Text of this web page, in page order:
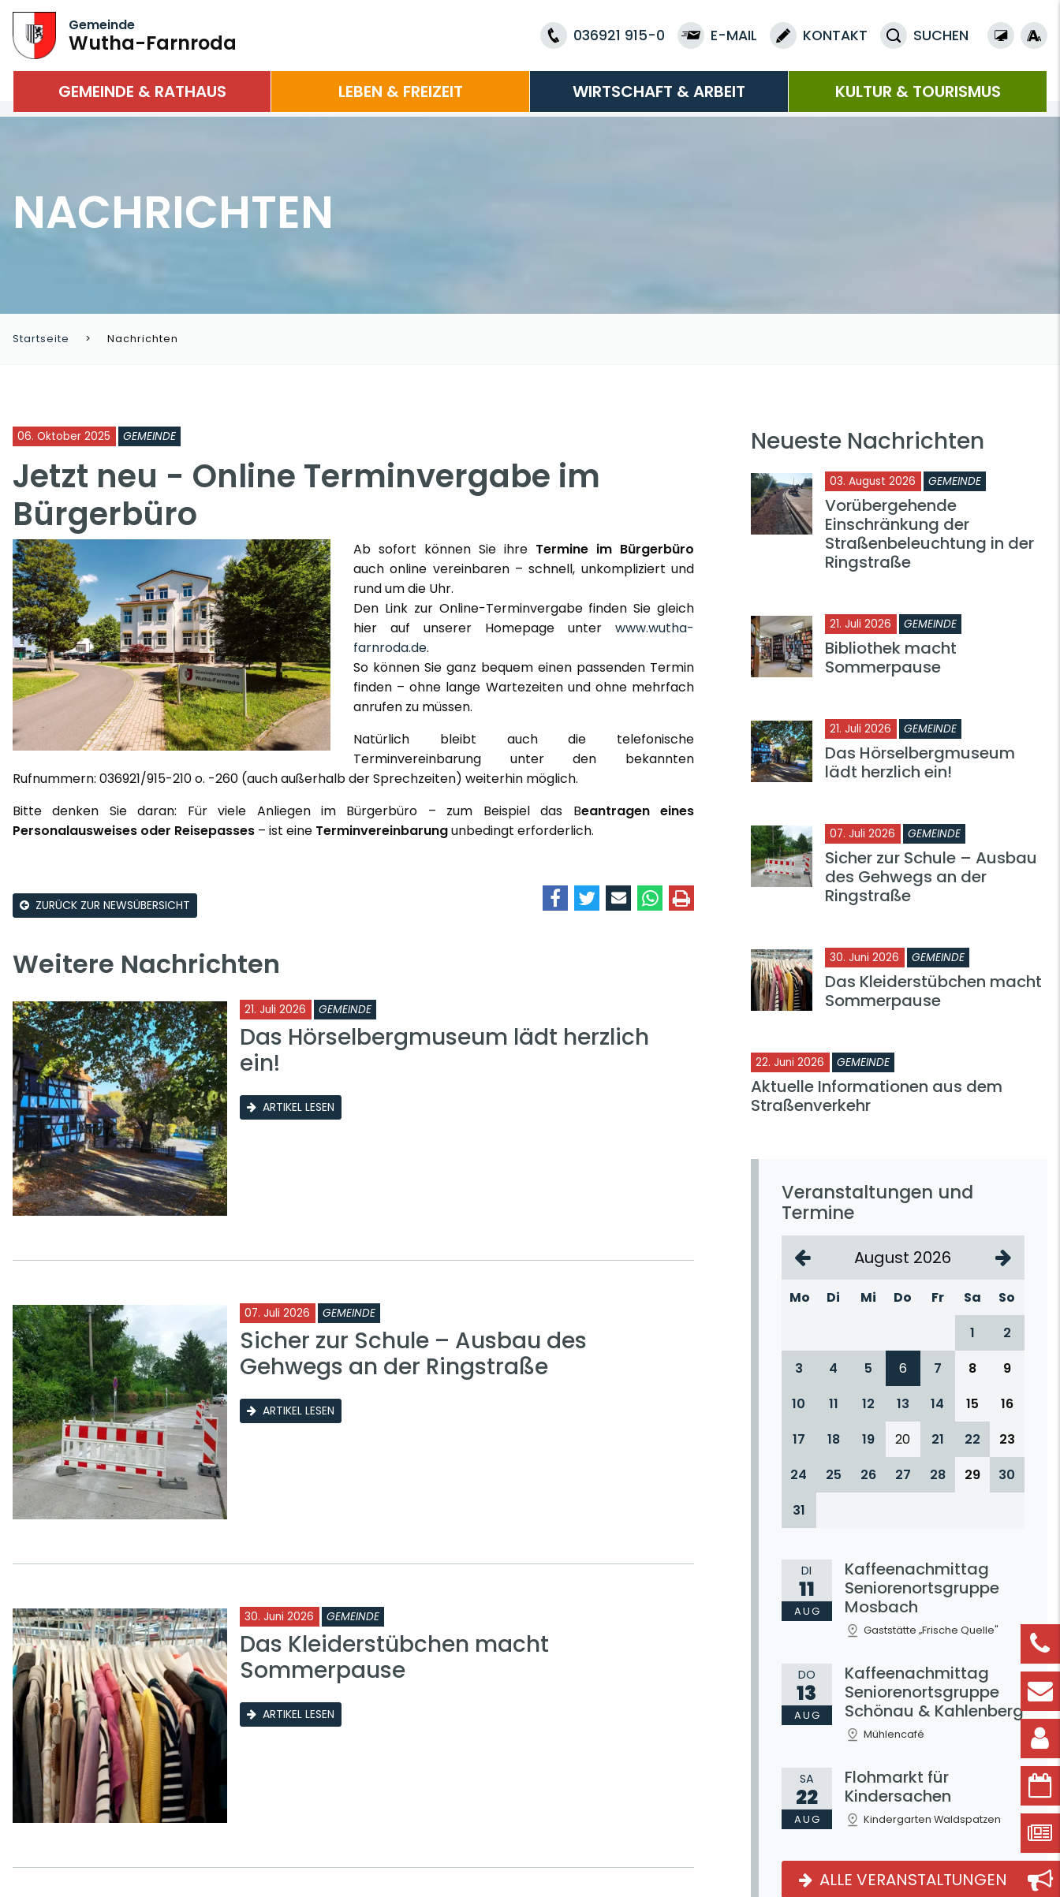
Gemeinde
Wutha-Farnroda 036921 915-0 E-MAIL KONTAKT SUCHEN
GEMEINDE & RATHAUS LEBEN & FREIZEIT WIRTSCHAFT & ARBEIT KULTUR & TOURISMUS
NACHRICHTEN
Startseite Nachrichten
06. Oktober 2025 GEMEINDE
Jetzt neu - Online Terminvergabe im
Bürgerbüro
Ab sofort können Sie ihre Termine im Bürgerbüro
auch online vereinbaren – schnell, unkompliziert und
rund um die Uhr.
Den Link zur Online-Terminvergabe finden Sie gleich
hier auf unserer Homepage unter www.wutha-
farnroda.de.
So können Sie ganz bequem einen passenden Termin
finden – ohne lange Wartezeiten und ohne mehrfach
anrufen zu müssen.
Natürlich bleibt auch die telefonische
Terminvereinbarung unter den bekannten
Rufnummern: 036921/915-210 o. -260 (auch außerhalb der Sprechzeiten) weiterhin möglich.
Bitte denken Sie daran: Für viele Anliegen im Bürgerbüro – zum Beispiel das Beantragen eines
Personalausweises oder Reisepasses – ist eine Terminvereinbarungunbedingt erforderlich.
ZURÜCK ZUR NEWSÜBERSICHT
Weitere Nachrichten
21. Juli 2026 GEMEINDE
Das Hörselbergmuseum lädt herzlich
ein!
ARTIKEL LESEN
07. Juli 2026 GEMEINDE
Sicher zur Schule – Ausbau des
Gehwegs an der Ringstraße
ARTIKEL LESEN
30. Juni 2026 GEMEINDE
Das Kleiderstübchen macht
Sommerpause
ARTIKEL LESEN
Neueste Nachrichten
03. August 2026 GEMEINDE
Vorübergehende
Einschränkung der
Straßenbeleuchtung in der
Ringstraße
21. Juli 2026 GEMEINDE
Bibliothek macht
Sommerpause
21. Juli 2026 GEMEINDE
Das Hörselbergmuseum
lädt herzlich ein!
07. Juli 2026 GEMEINDE
Sicher zur Schule – Ausbau
des Gehwegs an der
Ringstraße
30. Juni 2026 GEMEINDE
Das Kleiderstübchen macht
Sommerpause
22. Juni 2026 GEMEINDE
Aktuelle Informationen aus dem
Straßenverkehr
Veranstaltungen und
Termine
August 2026
Mo Di Mi Do Fr Sa
So
1
2
3
4 5 6 7 8
9
10
11 12 13 14 15
16
17
18 19 20 21 22
23
24
25 26 27 28 29
30
31
DI
11
AUG
Kaffeenachmittag
Seniorenortsgruppe
Mosbach
Gaststätte „Frische Quelle"
DO
13
AUG
Kaffeenachmittag
Seniorenortsgruppe
Schönau & Kahlenberg
Mühlencafé
SA
22
AUG
Flohmarkt für
Kindersachen
Kindergarten Waldspatzen
ALLE VERANSTALTUNGEN